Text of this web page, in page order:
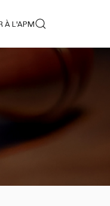
À L'APM